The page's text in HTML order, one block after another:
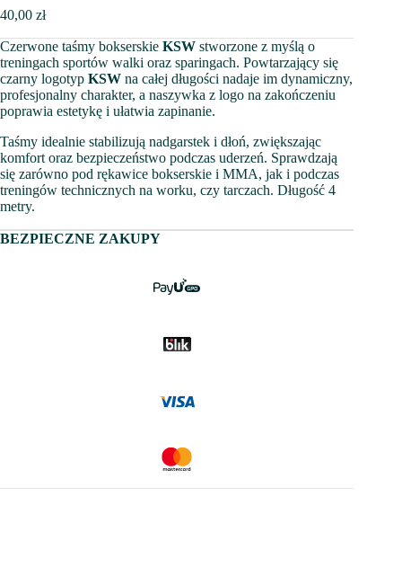
40,00 zł
Czerwone taśmy bokserskie KSW stworzone z myślą o
treningach sportów walki oraz sparingach. Powtarzający się
czarny logotyp KSW na całej długości nadaje im dynamiczny,
profesjonalny charakter, a naszywka z logo na zakończeniu
poprawia estetykę i ułatwia zapinanie.
Taśmy idealnie stabilizują nadgarstek i dłoń, zwiększając
komfort oraz bezpieczeństwo podczas uderzeń. Sprawdzają
się zarówno pod rękawice bokserskie i MMA, jak i podczas
treningów technicznych na worku, czy tarczach. Długość 4
metry.
BEZPIECZNE ZAKUPY